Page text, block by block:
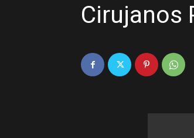
Cirujanos